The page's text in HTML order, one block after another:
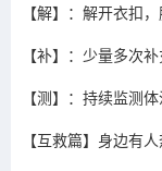
【解】：解开衣扣
【补】：少量多次
【测】：持续监测
【互救篇】身边有